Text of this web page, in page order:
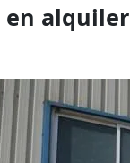
alquiler